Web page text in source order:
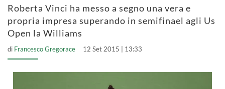
Roberta Vinci ha messo a segno una vera e
propria impresa superando in semifinael agli Us
Open la Williams
di Francesco Gregorace 12 Set 2015 | 13:33